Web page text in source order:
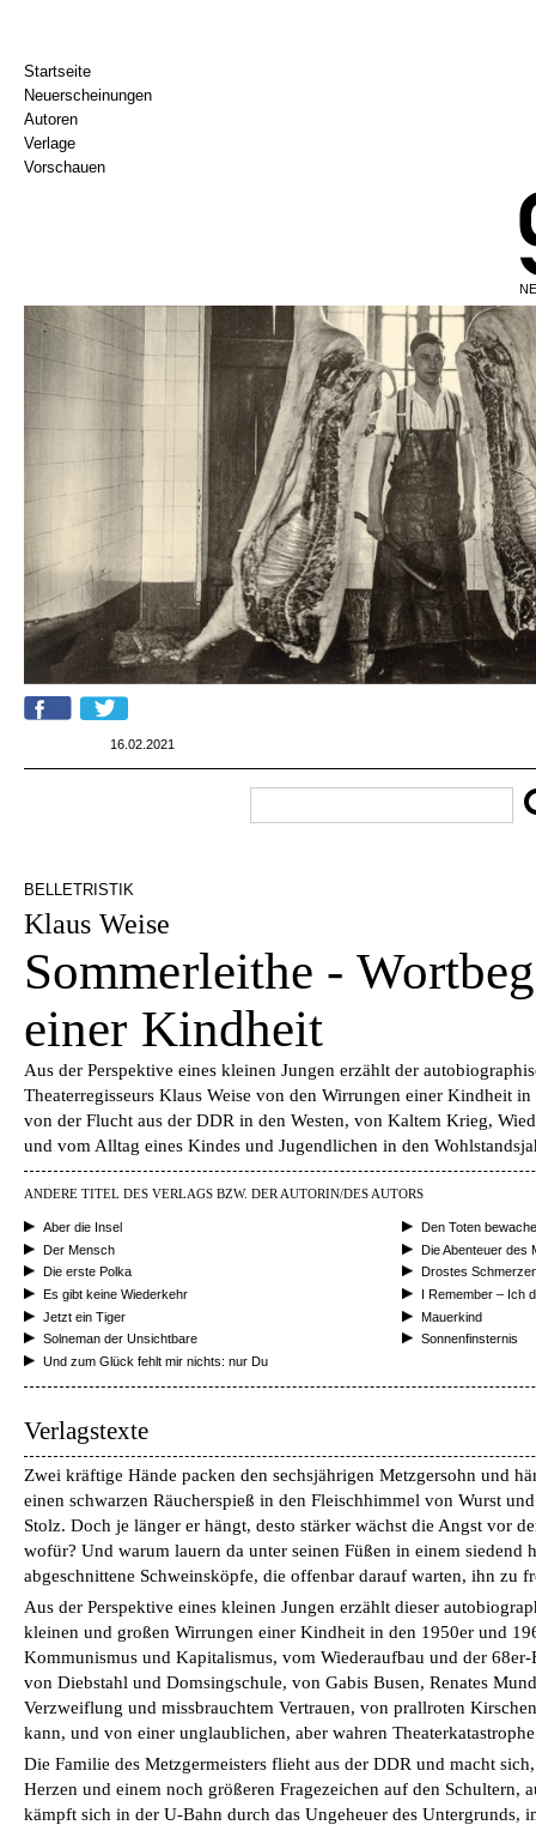
Startseite
Neuerscheinungen
Autoren
Verlage
Vorschauen
16.02.2021
BELLETRISTIK
Klaus Weise
Sommerleithe -
einer Kindheit
Aus der Perspektive eines kleinen Jungen erzählt der
Theaterregisseurs Klaus Weise von den Wirrungen einer Kindheit
von der Flucht aus der DDR in den Westen, von Kaltem Krieg,
und vom Alltag eines Kindes und Jugendlichen in den
ANDERE TITEL DES VERLAGS BZW. DER AUTORIN/DES AUTORS
Aber die Insel
Den Toten
Der Mensch
Die Abenteuer des
Die erste Polka
Drostes
Es gibt keine Wiederkehr
I Remember – Ich
Jetzt ein Tiger
Mauerkind
Solneman der Unsichtbare
Sonnenfinsternis
Und zum Glück fehlt mir nichts: nur Du
Verlagstexte
Zwei kräftige Hände packen den sechsjährigen Metzgersohn und
einen schwarzen Räucherspieß in den Fleischhimmel von Wurst
Stolz. Doch je länger er hängt, desto stärker wächst die Angst vor
wofür? Und warum lauern da unter seinen Füßen in einem siedend
abgeschnittene Schweinsköpfe, die offenbar darauf warten, ihn zu
Aus der Perspektive eines kleinen Jungen erzählt dieser
kleinen und großen Wirrungen einer Kindheit in den 1950er und
Kommunismus und Kapitalismus, vom Wiederaufbau und der
von Diebstahl und Domsingschule, von Gabis Busen, Renates
Verzweiflung und missbrauchtem Vertrauen, von prallroten
kann, und von einer unglaublichen, aber wahren
Die Familie des Metzgermeisters flieht aus der DDR und macht
Herzen und einem noch größeren Fragezeichen auf den Schultern,
kämpft sich in der U-Bahn durch das Ungeheuer des Untergrunds,